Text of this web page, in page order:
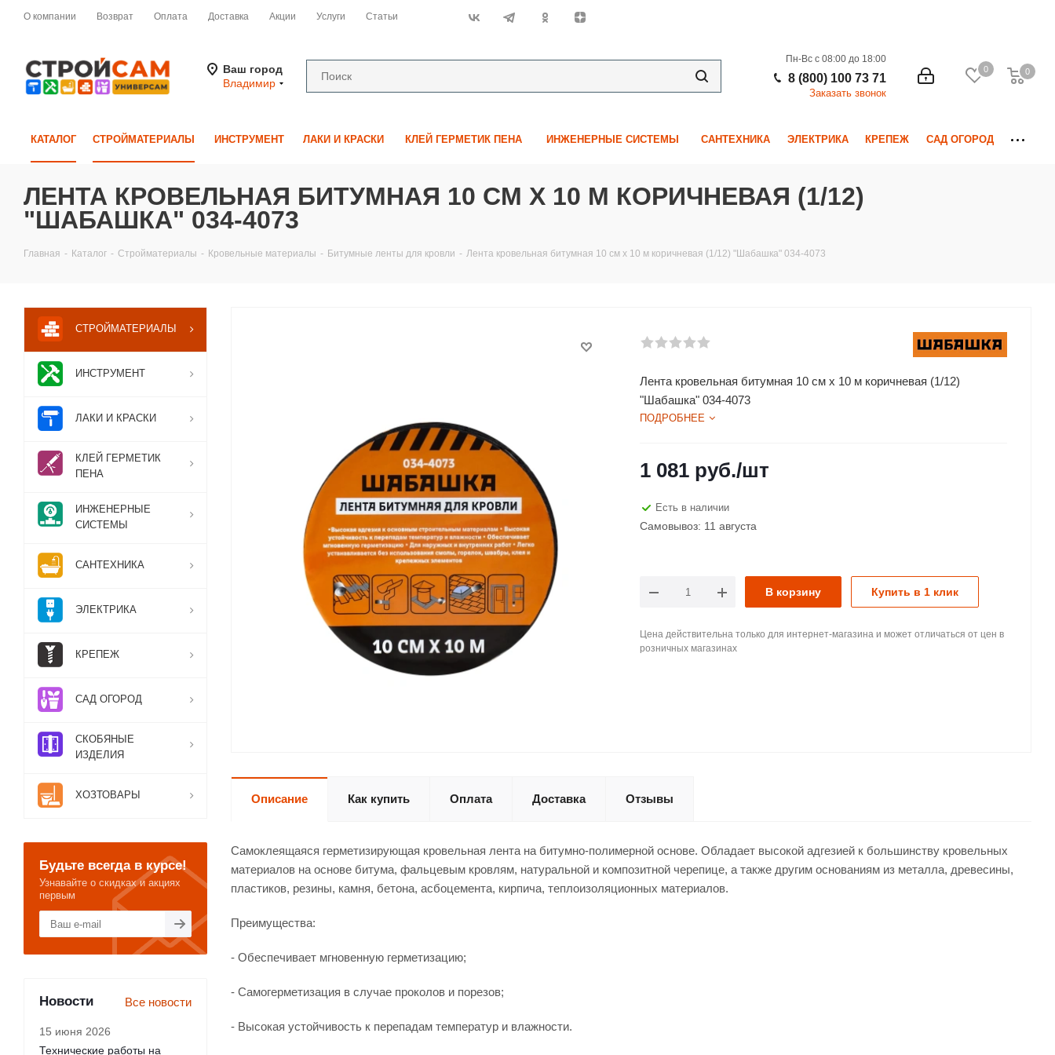
О компании Возврат Оплата Доставка Акции Услуги Статьи
Ваш город
Владимир
0 0
0
Пн-Вс с 08:00 до 18:00
8 (800) 100 73 71
Заказать звонок
КАТАЛОГ СТРОЙМАТЕРИАЛЫ ИНСТРУМЕНТ ЛАКИ И КРАСКИ КЛЕЙ ГЕРМЕТИК ПЕНА ИНЖЕНЕРНЫЕ СИСТЕМЫ САНТЕХНИКА ЭЛЕКТРИКА КРЕПЕЖ САД ОГОРОД
ЛЕНТА КРОВЕЛЬНАЯ БИТУМНАЯ 10 СМ Х 10 М КОРИЧНЕВАЯ (1/12)
"ШАБАШКА" 034-4073
Главная - Каталог - Стройматериалы - Кровельные материалы - Битумные ленты для кровли - Лента кровельная битумная 10 см х 10 м коричневая (1/12) "Шабашка" 034-4073
Лента кровельная битумная 10 см х 10 м коричневая (1/12)
"Шабашка" 034-4073
ПОДРОБНЕЕ
1 081 руб./шт
Есть в наличии
Самовывоз: 11 августа
В корзину Купить в 1 клик
Цена действительна только для интернет-магазина и может отличаться от цен в
розничных магазинах
Описание Как купить Оплата Доставка Отзывы
Самоклеящаяся герметизирующая кровельная лента на битумно-полимерной основе. Обладает высокой адгезией к большинству кровельных
материалов на основе битума, фальцевым кровлям, натуральной и композитной черепице, а также другим основаниям из металла, древесины,
пластиков, резины, камня, бетона, асбоцемента, кирпича, теплоизоляционных материалов.
Преимущества:
- Обеспечивает мгновенную герметизацию;
- Самогерметизация в случае проколов и порезов;
- Высокая устойчивость к перепадам температур и влажности.
СТРОЙМАТЕРИАЛЫ
ИНСТРУМЕНТ
ЛАКИ И КРАСКИ
КЛЕЙ ГЕРМЕТИК
ПЕНА
ИНЖЕНЕРНЫЕ
СИСТЕМЫ
САНТЕХНИКА
ЭЛЕКТРИКА
КРЕПЕЖ
САД ОГОРОД
СКОБЯНЫЕ
ИЗДЕЛИЯ
ХОЗТОВАРЫ
Будьте всегда в курсе!
Узнавайте о скидках и акциях
первым
Новости Все новости
15 июня 2026
Технические работы на